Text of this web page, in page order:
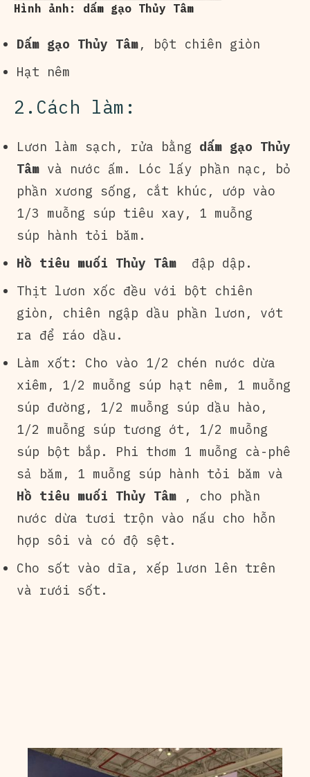
Hình ảnh: dấm gạo Thủy Tâm
Dấm gạo Thủy Tâm, bột chiên giòn
Hạt nêm
2.Cách làm:
Lươn làm sạch, rửa bằng dấm gạo Thủy
Tâm và nước ấm. Lóc lấy phần nạc, bỏ
phần xương sống, cắt khúc, ướp vào
1/3 muỗng súp tiêu xay, 1 muỗng
súp hành tỏi băm.
Hồ tiêu muối Thủy Tâm đập dập.
Thịt lươn xốc đều với bột chiên
giòn, chiên ngập dầu phần lươn, vớt
ra để ráo dầu.
Làm xốt: Cho vào 1/2 chén nước dừa
xiêm, 1/2 muỗng súp hạt nêm, 1 muỗng
súp đường, 1/2 muỗng súp dầu hào,
1/2 muỗng súp tương ớt, 1/2 muỗng
súp bột bắp. Phi thơm 1 muỗng cà-phê
sả băm, 1 muỗng súp hành tỏi băm và
Hồ tiêu muối Thủy Tâm , cho phần
nước dừa tươi trộn vào nấu cho hỗn
hợp sôi và có độ sệt.
Cho sốt vào dĩa, xếp lươn lên trên
và rưới sốt.